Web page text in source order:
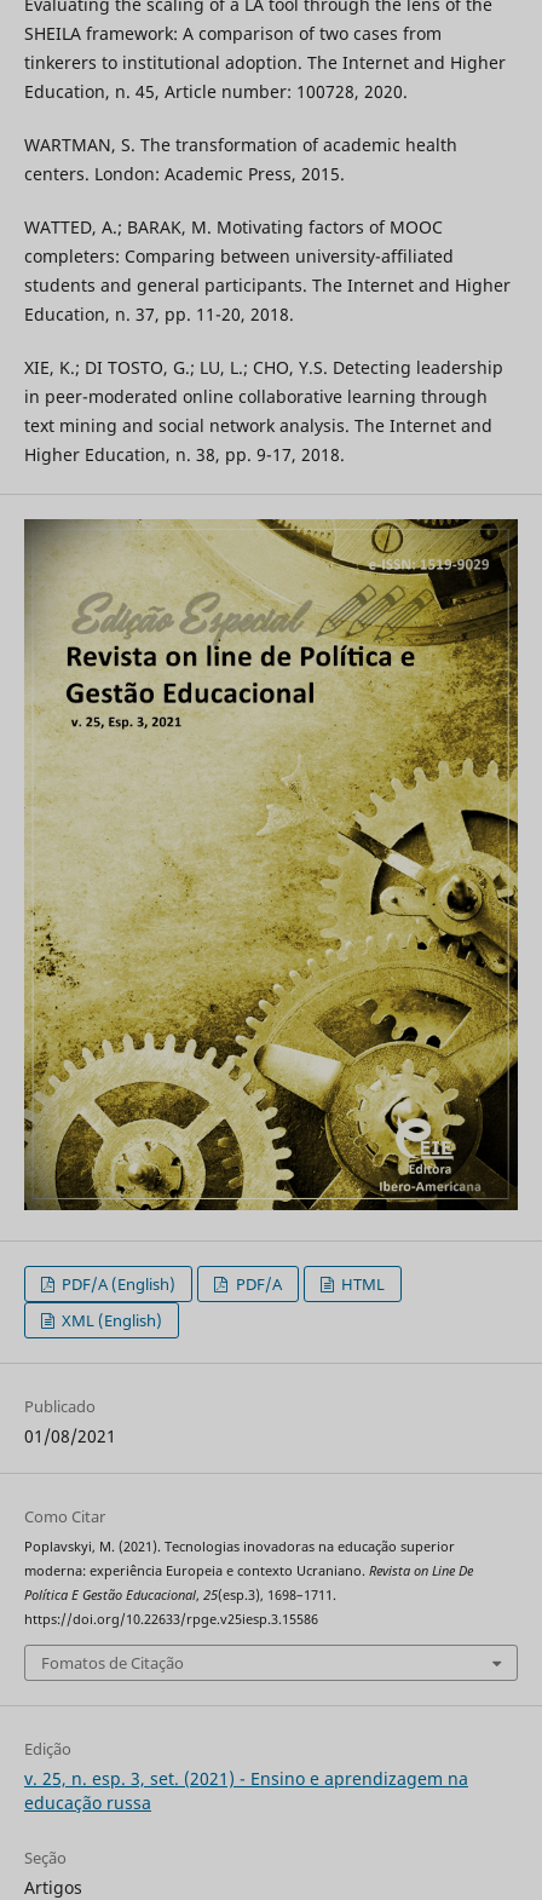
SHEILA framework: A comparison of two cases from
tinkerers to institutional adoption. The Internet and Higher
Education, n. 45, Article number: 100728, 2020.
WARTMAN, S. The transformation of academic health
centers. London: Academic Press, 2015.
WATTED, A.; BARAK, M. Motivating factors of MOOC
completers: Comparing between university-affiliated
students and general participants. The Internet and Higher
Education, n. 37, pp. 11-20, 2018.
XIE, K.; DI TOSTO, G.; LU, L.; CHO, Y.S. Detecting leadership
in peer-moderated online collaborative learning through
text mining and social network analysis. The Internet and
Higher Education, n. 38, pp. 9-17, 2018.
PDF/A (English) PDF/A
HTML
XML (English)
Publicado
01/08/2021
Como Citar
Poplavskyi, M. (2021). Tecnologias inovadoras na educação superior
moderna: experiência Europeia e contexto Ucraniano. Revista on Line De
Política E Gestão Educacional, 25(esp.3), 1698–1711.
https://doi.org/10.22633/rpge.v25iesp.3.15586
Fomatos de Citação
Edição
v. 25, n. esp. 3, set. (2021) - Ensino e aprendizagem na
educação russa
Seção
Artigos